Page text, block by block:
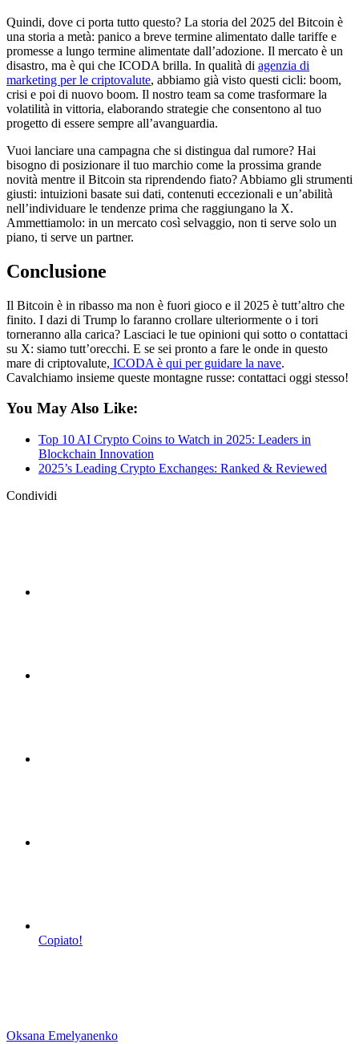
Quindi, dove ci porta tutto questo? La storia del 2025 del Bitcoin è
una storia a metà: panico a breve termine alimentato dalle tariffe e
promesse a lungo termine alimentate dall’adozione. Il mercato è un
disastro, ma è qui che ICODA brilla. In qualità di agenzia di
marketing per le criptovalute, abbiamo già visto questi cicli: boom,
crisi e poi di nuovo boom. Il nostro team sa come trasformare la
volatilità in vittoria, elaborando strategie che consentono al tuo
progetto di essere sempre all’avanguardia.
Vuoi lanciare una campagna che si distingua dal rumore? Hai
bisogno di posizionare il tuo marchio come la prossima grande
novità mentre il Bitcoin sta riprendendo fiato? Abbiamo gli strumenti
giusti: intuizioni basate sui dati, contenuti eccezionali e un’abilità
nell’individuare le tendenze prima che raggiungano la X.
Ammettiamolo: in un mercato così selvaggio, non ti serve solo un
piano, ti serve un partner.
Conclusione
Il Bitcoin è in ribasso ma non è fuori gioco e il 2025 è tutt’altro che
finito. I dazi di Trump lo faranno crollare ulteriormente o i tori
torneranno alla carica? Lasciaci le tue opinioni qui sotto o contattaci
su X: siamo tutt’orecchi. E se sei pronto a fare le onde in questo
mare di criptovalute, ICODA è qui per guidare la nave.
Cavalchiamo insieme queste montagne russe: contattaci oggi stesso!
You May Also Like:
Top 10 AI Crypto Coins to Watch in 2025: Leaders in
Blockchain Innovation
2025’s Leading Crypto Exchanges: Ranked & Reviewed
Condividi
Copiato!
Oksana Emelyanenko